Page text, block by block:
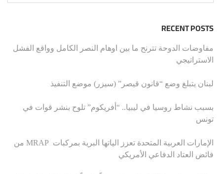
RECENT POSTS
مفاوضات الدوحة تترنح ما بين اوهام النصر الكامل وواقع الفشل
الاستراتيجي
لبنان يتبلغ وضع “قانون قيصر” (سيزر) موضع التنفيذ
بسبب نشاط روسيا في ليبيا.. “أفريكوم” تلوح بنشر قوات في
تونس
الإمارات العربية المتحدة تعزز الياتها البرية بمركبات MRAP من
فائض العتاد الدفاعي الأمريكي